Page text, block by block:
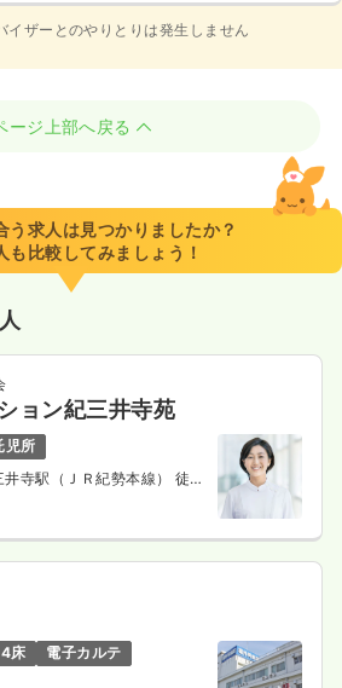
イザーとのやりとりは発生しません
ージ上部へ戻る
う求人は見つかりましたか？
も比較してみましょう！
ョン紀三井寺苑
児所
井寺駅（ＪＲ紀勢本線） 徒歩
床
電子カルテ